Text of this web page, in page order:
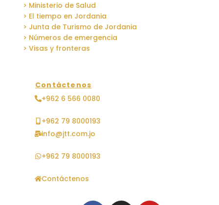
> Ministerio de Salud
> El tiempo en Jordania
> Junta de Turismo de Jordania
> Números de emergencia
> Visas y fronteras
Contáctenos
+962 6 566 0080
+962 79 8000193
info@jtt.com.jo
+962 79 8000193
Contáctenos